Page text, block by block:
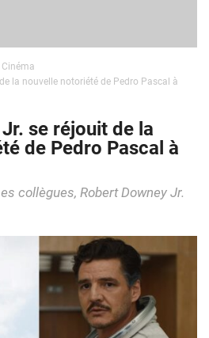
Cinéma
la nouvelle notoriété de Pedro Pascal à
se réjouit de la
de Pedro Pascal à
collègues, Robert Downey Jr.